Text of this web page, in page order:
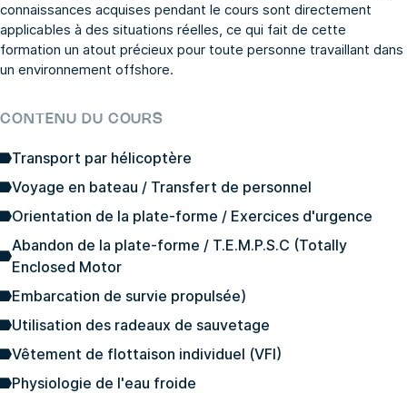
connaissances acquises pendant le cours sont directement
applicables à des situations réelles, ce qui fait de cette
formation un atout précieux pour toute personne travaillant dans
un environnement offshore.
CONTENU DU COURS
Transport par hélicoptère
Voyage en bateau / Transfert de personnel
Orientation de la plate-forme / Exercices d'urgence
Abandon de la plate-forme / T.E.M.P.S.C (Totally
Enclosed Motor
Embarcation de survie propulsée)
Utilisation des radeaux de sauvetage
Vêtement de flottaison individuel (VFI)
Physiologie de l'eau froide